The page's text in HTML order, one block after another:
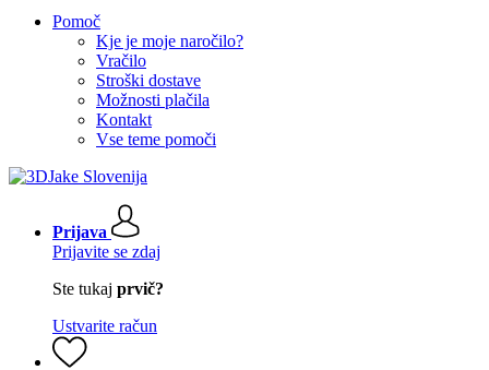
Pomoč
Kje je moje naročilo?
Vračilo
Stroški dostave
Možnosti plačila
Kontakt
Vse teme pomoči
Prijava
Prijavite se zdaj
Ste tukaj prvič?
Ustvarite račun